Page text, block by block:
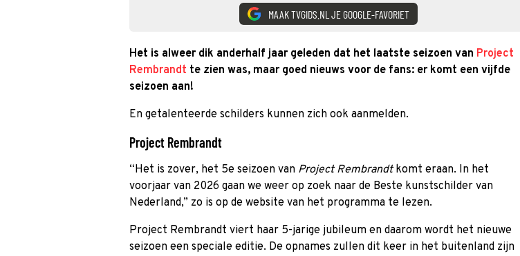
MAAK TVGIDS.NL JE GOOGLE-FAVORIET
Het is alweer dik anderhalf jaar geleden dat het laatste seizoen van Project
Rembrandt te zien was, maar goed nieuws voor de fans: er komt een vijfde
seizoen aan!
En getalenteerde schilders kunnen zich ook aanmelden.
Project Rembrandt
“Het is zover, het 5e seizoen van Project Rembrandtkomt eraan. In het
voorjaar van 2026 gaan we weer op zoek naar de Beste kunstschilder van
Nederland,” zo is op de website van het programma te lezen.
Project Rembrandt viert haar 5-jarige jubileum en daarom wordt het nieuwe
seizoen een speciale editie. De opnames zullen dit keer in het buitenland zijn